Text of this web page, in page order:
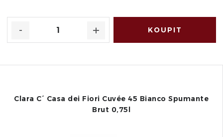
Clara C´ Casa dei Fiori Cuvée 45 Bianco Spumante
Brut 0,75l